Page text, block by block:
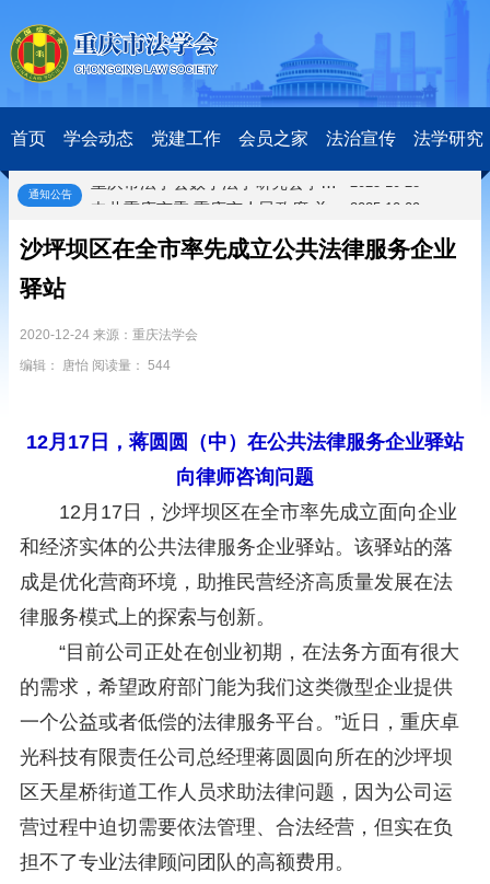
首页 学会动态 党建工作 会员之家 法治宣传 法学研究
通知公告
关于开展第十一届“全国杰出青年法学家”评选表彰活动的通知 2026-03-18
研究阐释党的二十届四中全会和中央全面依法治国工作会议精神专项课题立项公示公告 2026-02-28
关于研究阐释党的二十届四中全会和中央全面依法治国工作会议精神专项课题申报工作的通知 2025-12-07
第七届“中国—东盟法治论坛”11月20日至22日在渝举办 2025-11-18
2025-10-09
关于学习运用普法专栏节目《说法》的通知 2025-09-08
会议预告 | 中国法学会法学期刊研究会2025年年会将在重庆召开 2025-03-12
关于研究阐释党的二十届四中全会和中央全面依法治国工作会议精神专项课题申报工作的通知 2025-12-07
第七届“中国—东盟法治论坛”11月20日至22日在渝举办 2025-11-18
重庆市法学会数字法学研究会学术年会拟于11月14日召开 2025-10-28
中共重庆市委 重庆市人民政府 关于深入开展向“时代楷模”重庆检察未成年人保护工作团队代表学习活动的决定
关于学习运用普法专栏节目《说法》的通知 2025-09-08
第二十届西部法治论坛暨法治宁夏论坛拟获奖论文公示 2025-09-07
征稿启事
2025-07-20
中国法学会2025年度部级法学研究课题立项公示公告 2025-07-08
重庆市法学会第五期法学研究立项课题名单公布 2025-05-20
关于开展“2025年青年普法志愿者法治文化基层行”活动的通知
会议预告 | 中国法学会法学期刊研究会2025年年会将在重庆召开 2025-03-12
沙坪坝区在全市率先成立公共法律服务企业
驿站
2020-12-24 来源：重庆法学会
编辑： 唐怡 阅读量： 544
12月17日，蒋圆圆（中）在公共法律服务企业驿站
向律师咨询问题
12月17日，沙坪坝区在全市率先成立面向企业
和经济实体的公共法律服务企业驿站。该驿站的落
成是优化营商环境，助推民营经济高质量发展在法
律服务模式上的探索与创新。
“目前公司正处在创业初期，在法务方面有很大
的需求，希望政府部门能为我们这类微型企业提供
一个公益或者低偿的法律服务平台。”近日，重庆卓
光科技有限责任公司总经理蒋圆圆向所在的沙坪坝
区天星桥街道工作人员求助法律问题，因为公司运
营过程中迫切需要依法管理、合法经营，但实在负
担不了专业法律顾问团队的高额费用。